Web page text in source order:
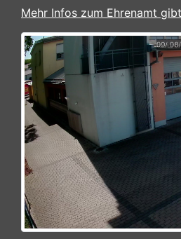
Mehr Infos zum Ehrenamt